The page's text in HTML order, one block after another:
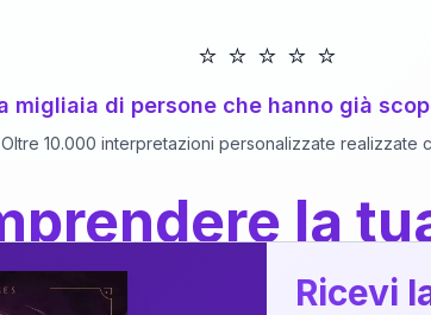
⭐ ⭐ ⭐ ⭐ ⭐
migliaia di persone che hanno già
Oltre 10.000 interpretazioni personalizzate realizzate
la
dettaglio?
del Libro
Ricevi